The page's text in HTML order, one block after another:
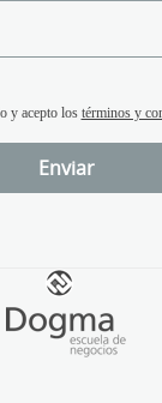
y acepto los términos y